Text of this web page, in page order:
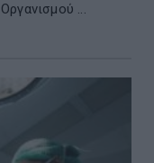
...